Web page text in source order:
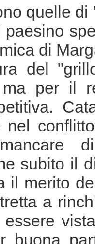
quelle di
di
del
ma per il
nel
subito il
il merito
a
buona